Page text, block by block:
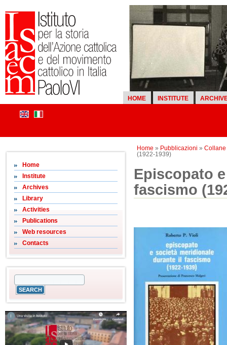
HOME INSTITUTE
Home » Pubblicazioni » Collane
(1922-1939)
Home
Institute
Archives
Library
Activities
Publications
Web resources
Contacts
Episcopato
fascismo